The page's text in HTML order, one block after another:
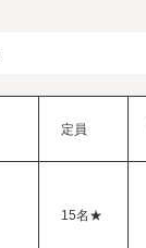
定員
15名★